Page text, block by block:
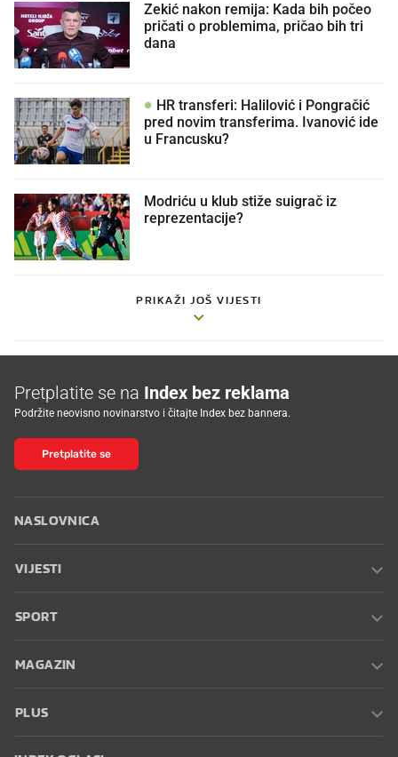
Zekić nakon remija: Kada bih počeo
pričati o problemima, pričao bih tri
dana
HR transferi: Halilović i Pongračić
pred novim transferima. Ivanović ide
u Francusku?
Modriću u klub stiže suigrač iz
reprezentacije?
PRIKAŽI JOŠ VIJESTI
Pretplatite se na Index bez reklama
Podržite neovisno novinarstvo i čitajte Index bez bannera.
Pretplatite se
NASLOVNICA
VIJESTI
SPORT
MAGAZIN
PLUS